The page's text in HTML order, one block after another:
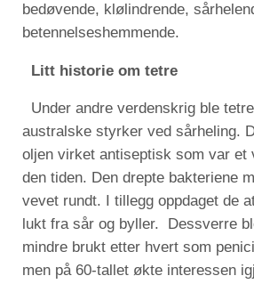
bedøvende, klølindrende,
betennelseshemmende.
Litt historie om tetre
Under andre verdenskrig ble
australske styrker ved sårheling.
oljen virket antiseptisk som var et
den tiden. Den drepte bakteriene
vevet rundt. I tillegg oppdaget de
lukt fra sår og byller. Dessverre
mindre brukt etter hvert som
men på 60-tallet økte interessen